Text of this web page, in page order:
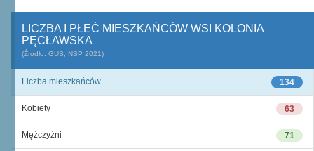
LICZBA I PŁEĆ MIESZKAŃCÓW WSI KOLONIA
PĘCŁAWSKA
(Źródło: GUS, NSP 2021)
134
Liczba mieszkańców
63
Kobiety
71
Mężczyźni